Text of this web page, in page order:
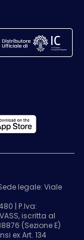
legale: Viale
| P.Iva:
iscritta al
(Sezione E)
ex Art. 134